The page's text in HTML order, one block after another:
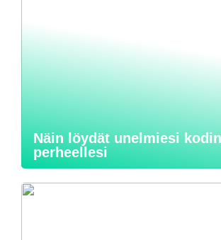
Näin löydät unelmiesi kodin
perheellesi